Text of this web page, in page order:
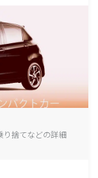
り捨てなどの詳細